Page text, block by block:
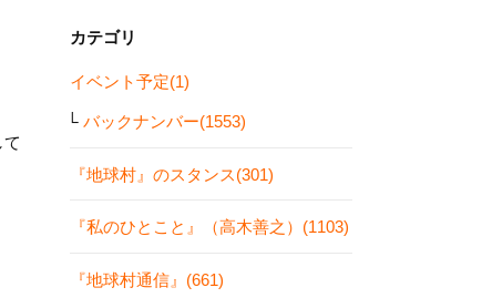
カテゴリ
イベント予定(1)
バックナンバー(1553)
『地球村』のスタンス(301)
『私のひとこと』（高木善之）(1103)
『地球村通信』(661)